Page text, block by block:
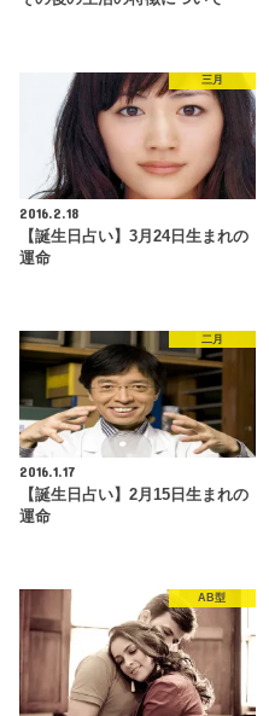
三月
2016.2.18
【誕生日占い】3月24日生まれの
運命
二月
2016.1.17
【誕生日占い】2月15日生まれの
運命
AB型